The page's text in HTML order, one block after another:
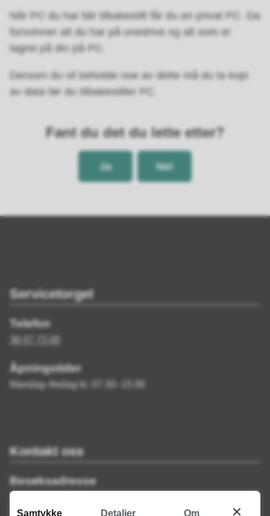
Når PC du har blir tilbakestilt får du en privat PC. Da
forsvinner alt du har på onedrive og alt som er
lagret på din på PC.
Dersom du vil beholde noe av dette må du ta kopi
av data før du tilbakestiller PC.
Fant du det du lette etter?
Ja Nei
Servicetorget
Telefon
Åpningstider
Mandag–fredag kl. 07.30–15.00
Kontakt oss
Besøksadresse
Tollbodgata 75
4614 Kristiansand
Samtykke Detaljer Om